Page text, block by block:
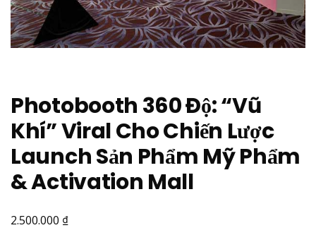
Photobooth 360 Độ: “Vũ
Khí” Viral Cho Chiến Lược
Launch Sản Phẩm Mỹ Phẩm
& Activation Mall
2.500.000 ₫